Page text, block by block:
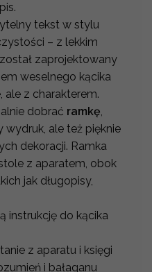
tekst w stylu
– z lekkim
zaprojektowany
weselnego kącika
ale z charakterem.
dobrać ramkę,
ale też pięknie
dekoracji. Ramka
z aparatem, obok
jak długopisy,
instrukcję do kącika
z aparatu i księgi
i bałaganu